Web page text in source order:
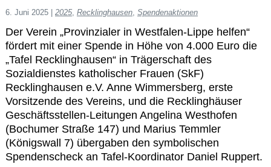
Kontakt
6. Juni 2025 2025, Recklinghausen, Spendenaktionen
Der Verein „Provinzialer in Westfalen-Lippe helfen“
fördert mit einer Spende in Höhe von 4.000 Euro die
„Tafel Recklinghausen“ in Trägerschaft des
Sozialdienstes katholischer Frauen (SkF)
Recklinghausen e.V. Anne Wimmersberg, erste
Vorsitzende des Vereins, und die Recklinghäuser
Geschäftsstellen-Leitungen Angelina Westhofen
(Bochumer Straße 147) und Marius Temmler
(Königswall 7) übergaben den symbolischen
Spendenscheck an Tafel-Koordinator Daniel Ruppert.